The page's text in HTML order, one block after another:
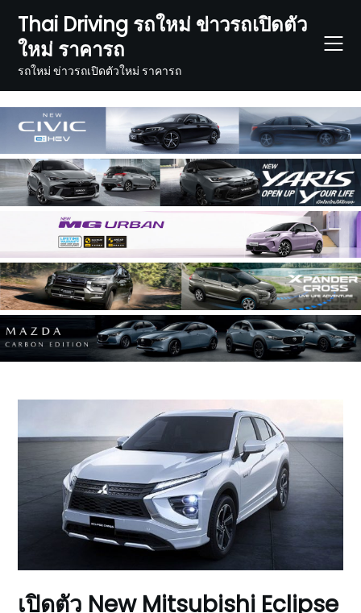
content
Thai Driving รถใหม่ ข่าวรถเปิดตัว
ใหม่ ราคารถ
รถใหม่ ข่าวรถเปิดตัวใหม่ ราคารถ
เปิดตัว New Mitsubishi Eclipse